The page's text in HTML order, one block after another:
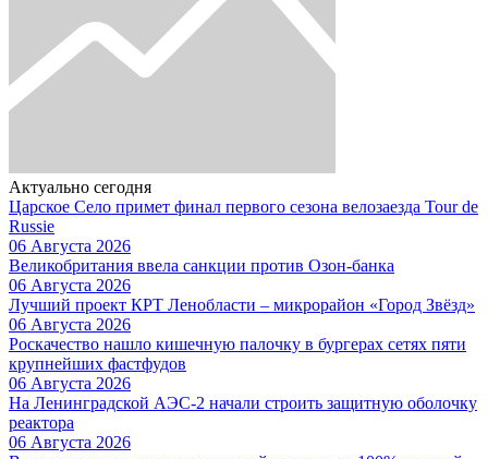
Актуально сегодня
Царское Село примет финал первого сезона велозаезда Tour de
Russie
06 Августа 2026
Великобритания ввела санкции против Озон-банка
06 Августа 2026
Лучший проект КРТ Ленобласти – микрорайон «Город Звёзд»
06 Августа 2026
Роскачество нашло кишечную палочку в бургерах сетях пяти
крупнейших фастфудов
06 Августа 2026
На Ленинградской АЭС-2 начали строить защитную оболочку
реактора
06 Августа 2026